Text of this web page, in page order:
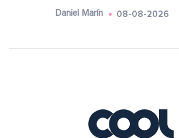
Daniel Marín 08-08-2026